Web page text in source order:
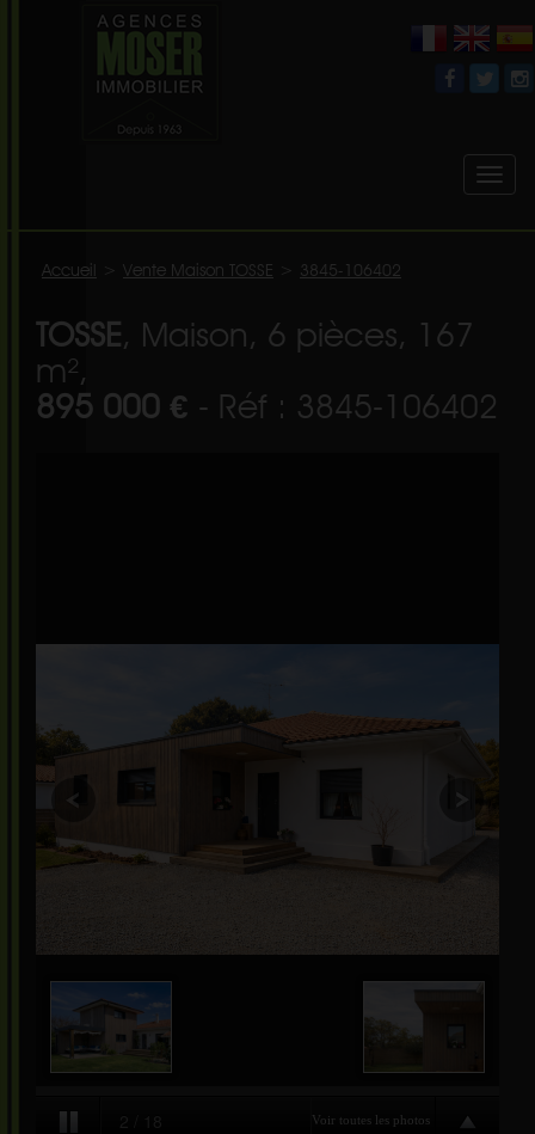
Accueil Vente Maison TOSSE 3845-106402
TOSSE, Maison, 6 pièces, 167
m²,
895 000 € - Réf : 3845-106402